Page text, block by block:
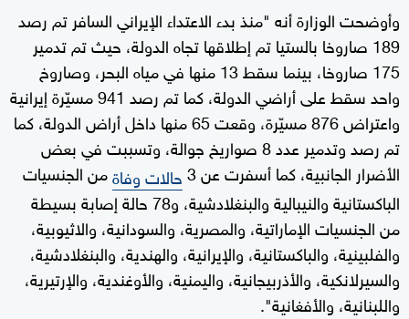
وأوضحت الوزارة أنه "منذ بدء الاعتداء الإيراني السافر تم رصد
189 صاروخا بالستيا تم إطلاقها تجاه الدولة، حيث تم تدمير
175 صاروخا، بينما سقط 13 منها في مياه البحر، وصاروخ
واحد سقط على أراضي الدولة، كما تم رصد 941 مسيّرة إيرانية
واعتراض 876 مسيّرة، وقعت 65 منها داخل أراض الدولة، كما
تم رصد وتدمير عدد 8 صواريخ جوالة، وتسببت في بعض
الأضرار الجانبية، كما أسفرت عن 3
حالات وفاةمن الجنسيات
الباكستانية والنيبالية والبنغلادشية، و78 حالة إصابة بسيطة
من الجنسيات الإماراتية، والمصرية، والسودانية، والاثيوبية،
والفلبينية، والباكستانية، والإيرانية، والهندية، والبنغلادشية،
والسيرلانكية، والأذربيجانية، واليمنية، والأوغندية، والإرتيرية،
واللبنانية، والأفغانية".